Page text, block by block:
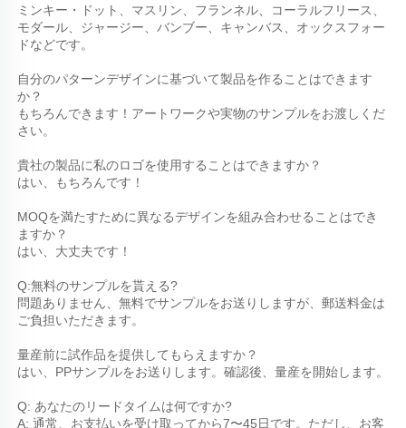
ミンキー・ドット、マスリン、フランネル、コーラルフリース、
モダール、ジャージー、バンブー、キャンバス、オックスフォー
ドなどです。
自分のパターンデザインに基づいて製品を作ることはできます
か？
もちろんできます！アートワークや実物のサンプルをお渡しくだ
さい。
貴社の製品に私のロゴを使用することはできますか？
はい、もちろんです！
MOQを満たすために異なるデザインを組み合わせることはでき
ますか？
はい、大丈夫です！
Q:無料のサンプルを貰える?
問題ありません、無料でサンプルをお送りしますが、郵送料金は
ご負担いただきます。
量産前に試作品を提供してもらえますか？
Q: あなたのリードタイムは何ですか?
A: 通常、お支払いを受け取ってから7〜45日です。ただし、お客